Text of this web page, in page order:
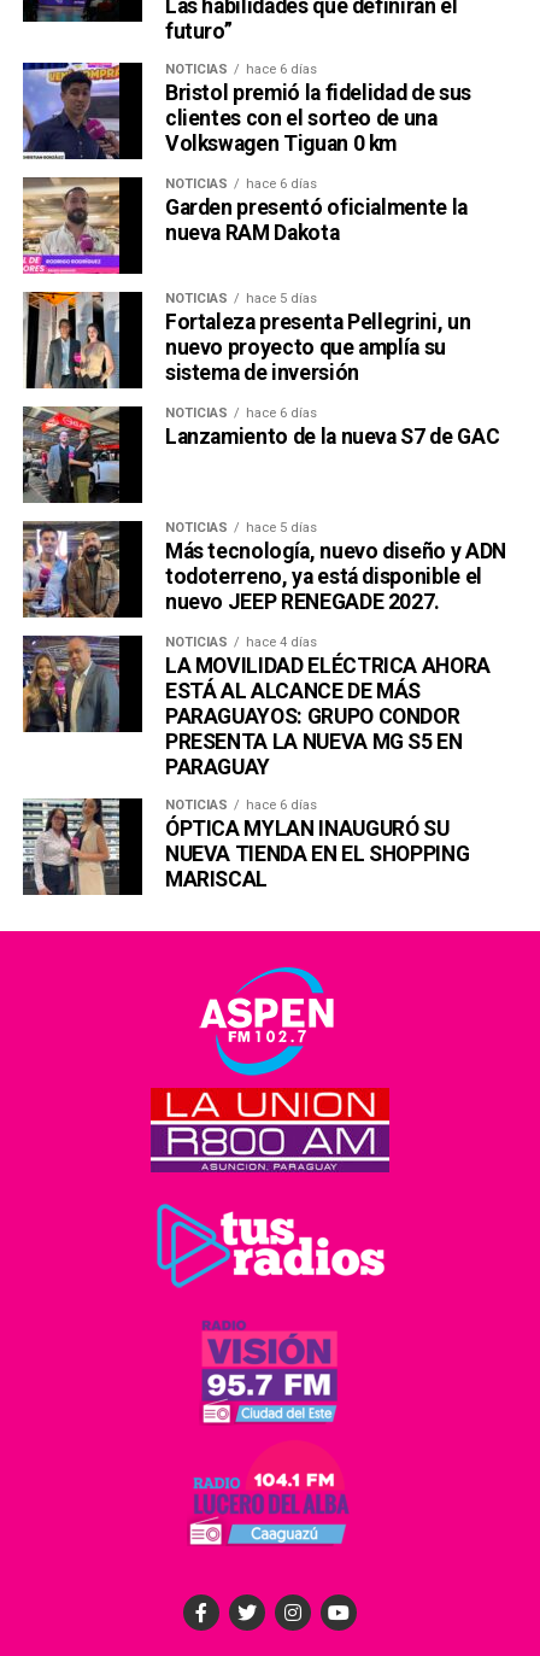
Ver esta publicación en Instagram
Una publicación compartida por Venus Media (@venusmediaoficial)
Las habilidades que definirán el
futuro”
NOTICIAS hace 6 días
Bristol premió la fidelidad de sus
clientes con el sorteo de una
Volkswagen Tiguan 0 km
NOTICIAS hace 6 días
Garden presentó oficialmente la
nueva RAM Dakota
NOTICIAS hace 5 días
Fortaleza presenta Pellegrini, un
nuevo proyecto que amplía su
sistema de inversión
NOTICIAS hace 6 días
Lanzamiento de la nueva S7 de GAC
NOTICIAS hace 5 días
Más tecnología, nuevo diseño y ADN
todoterreno, ya está disponible el
nuevo JEEP RENEGADE 2027.
NOTICIAS hace 4 días
LA MOVILIDAD ELÉCTRICA AHORA
ESTÁ AL ALCANCE DE MÁS
PARAGUAYOS: GRUPO CONDOR
PRESENTA LA NUEVA MG S5 EN
PARAGUAY
NOTICIAS hace 6 días
ÓPTICA MYLAN INAUGURÓ SU
NUEVA TIENDA EN EL SHOPPING
MARISCAL